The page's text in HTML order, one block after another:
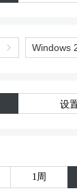
设
1周